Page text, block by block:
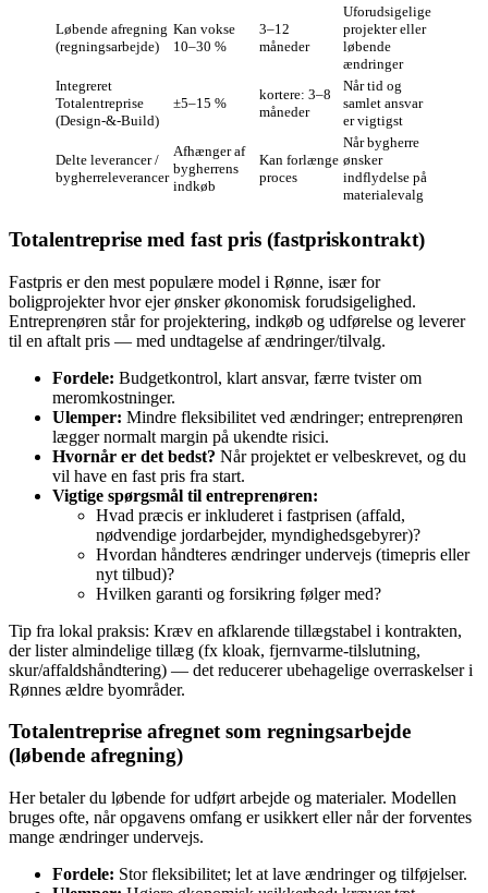
Løbende afregning
(regningsarbejde)
Kan vokse
10–30 %
3–12
måneder
Uforudsigelige
projekter eller
løbende
ændringer
Integreret
Totalentreprise
(Design‑&‑Build)
±5–15 %
kortere: 3–8
måneder
Når tid og
samlet ansvar
er vigtigst
Delte leverancer /
bygherreleverancer
Afhænger af
bygherrens
indkøb
Kan forlænge
proces
Når bygherre
ønsker
indflydelse på
materialevalg
Totalentreprise med fast pris (fastpriskontrakt)
Fastpris er den mest populære model i Rønne, især for
boligprojekter hvor ejer ønsker økonomisk forudsigelighed.
Entreprenøren står for projektering, indkøb og udførelse og leverer
til en aftalt pris — med undtagelse af ændringer/tilvalg.
Fordele: Budgetkontrol, klart ansvar, færre tvister om
meromkostninger.
Ulemper: Mindre fleksibilitet ved ændringer; entreprenøren
lægger normalt margin på ukendte risici.
Hvornår er det bedst? Når projektet er velbeskrevet, og du
vil have en fast pris fra start.
Vigtige spørgsmål til entreprenøren:
Hvad præcis er inkluderet i fastprisen (affald,
nødvendige jordarbejder, myndighedsgebyrer)?
Hvordan håndteres ændringer undervejs (timepris eller
nyt tilbud)?
Hvilken garanti og forsikring følger med?
Tip fra lokal praksis: Kræv en afklarende tillægstabel i kontrakten,
der lister almindelige tillæg (fx kloak, fjernvarme-tilslutning,
skur/affaldshåndtering) — det reducerer ubehagelige overraskelser i
Rønnes ældre byområder.
Totalentreprise afregnet som regningsarbejde
(løbende afregning)
Her betaler du løbende for udført arbejde og materialer. Modellen
bruges ofte, når opgavens omfang er usikkert eller når der forventes
mange ændringer undervejs.
Fordele: Stor fleksibilitet; let at lave ændringer og tilføjelser.